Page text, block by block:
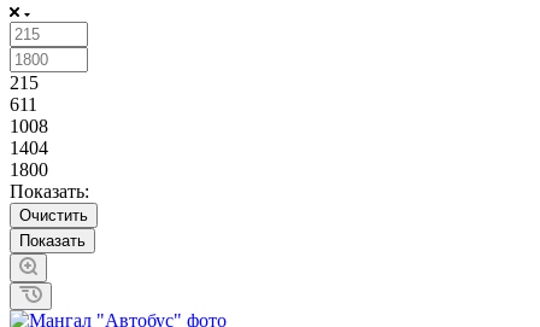
215
611
1008
1404
1800
Показать:
Очистить